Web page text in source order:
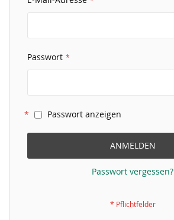
Passwort
Passwort anzeigen
ANMELDEN
Passwort vergessen?